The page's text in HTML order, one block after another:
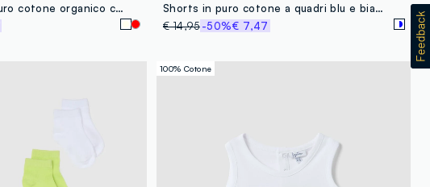
T-shirt bianca in puro cotone organico con stampa regular fit per bimbo
Shorts in puro cotone a quadri blu e bianchi da bimbo regular fit
€ 14,95-50%€ 7,47
100% Cotone